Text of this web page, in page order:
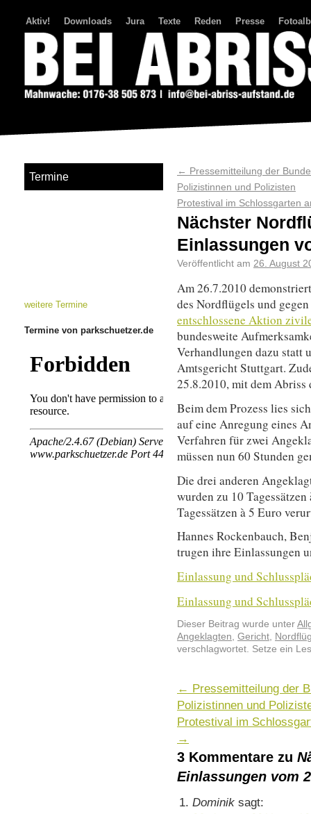
Aktiv! Downloads Jura Texte Reden Presse
← Pressemitteilung der
Polizistinnen und Polizisten
Protestival im Schlossgarten
Nächster
Einlassungen
Veröffentlicht am 26. August
Am 26.7.2010
des Nordflügels und
entschlossene Aktion
bundesweite
Verhandlungen dazu statt
Amtsgericht Stuttgart.
25.8.2010, mit dem
Beim dem Prozess lies
auf eine Anregung eines
Verfahren für zwei
müssen nun 60 Stunden
Die drei anderen
wurden zu 10
Tagessätzen à 5 Euro
Hannes Rockenbauch,
trugen ihre Einlassungen
Einlassung und
Einlassung und
Dieser Beitrag wurde unter
Angeklagten Gericht
verschlagwortet. Setze ein
← Pressemitteilung der
Polizistinnen und
Protestival im
→
3 Kommentare zu
Einlassungen vom
Dominik sagt:
Termine
weitere Termine
Termine von parkschuetzer.de